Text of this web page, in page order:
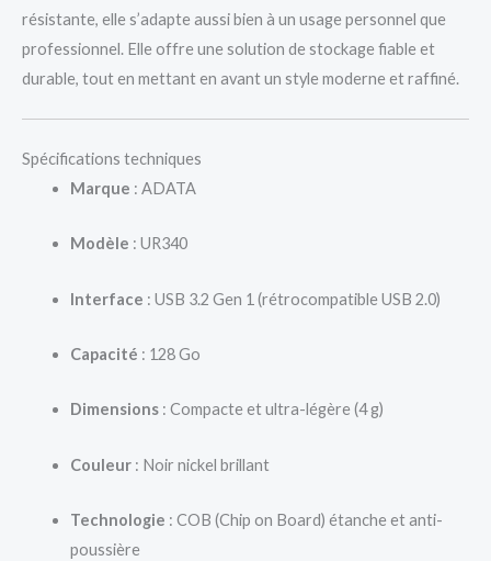
résistante, elle s’adapte aussi bien à un usage personnel que
professionnel. Elle offre une solution de stockage fiable et
durable, tout en mettant en avant un style moderne et raffiné.
Spécifications techniques
Marque : ADATA
Modèle : UR340
Interface : USB 3.2 Gen 1 (rétrocompatible USB 2.0)
Capacité : 128 Go
Dimensions: Compacte et ultra-légère (4 g)
Couleur: Noir nickel brillant
Technologie : COB (Chip on Board) étanche et anti-
poussière